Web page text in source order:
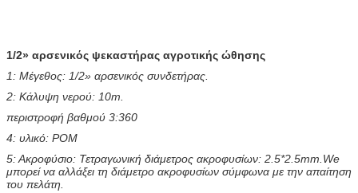
1/2» αρσενικός ψεκαστήρας αγροτικής ώθησης
1: Μέγεθος: 1/2» αρσενικός συνδετήρας.
2: Κάλυψη νερού: 10m.
περιστροφή βαθμού 3:360
4: υλικό: POM
5: Ακροφύσιο: Τετραγωνική διάμετρος ακροφυσίων: 2.5*2.5mm.We
μπορεί να αλλάξει τη διάμετρο ακροφυσίων σύμφωνα με την απαίτηση
του πελάτη.